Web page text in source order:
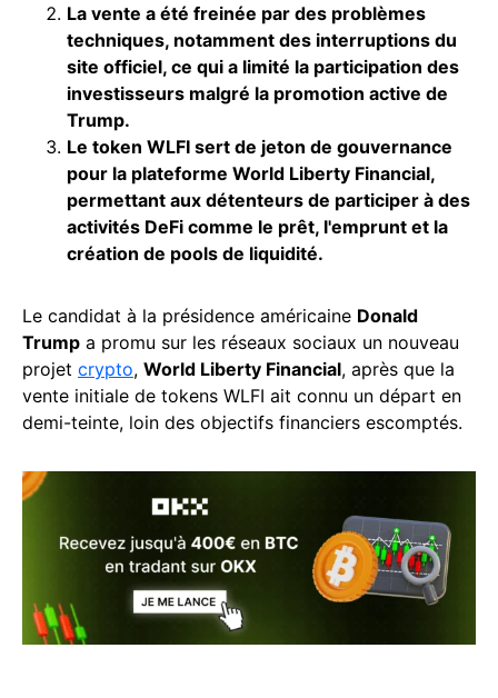
La vente a été freinée par des problèmes
techniques, notamment des interruptions du
site officiel, ce qui a limité la participation des
investisseurs malgré la promotion active de
Trump.
Le token WLFI sert de jeton de gouvernance
pour la plateforme World Liberty Financial,
permettant aux détenteurs de participer à des
activités DeFi comme le prêt, l'emprunt et la
création de pools de liquidité.
Le candidat à la présidence américaine Donald
Trump a promu sur les réseaux sociaux un nouveau
projet crypto, World Liberty Financial, après que la
vente initiale de tokens WLFI ait connu un départ en
demi-teinte, loin des objectifs financiers escomptés.